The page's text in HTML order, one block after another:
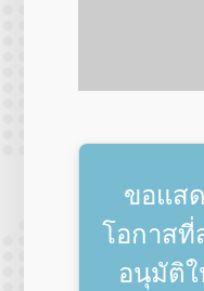
ขอแส
โอกาสที่
อนุมัติ